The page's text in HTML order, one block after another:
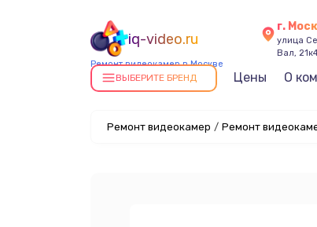
iq-video.ru
Ремонт видеокамер в Москве
г.
улица
Вал,
ВЫБЕРИТЕ БРЕНД Цены О
Ремонт видеокамер / Ремонт